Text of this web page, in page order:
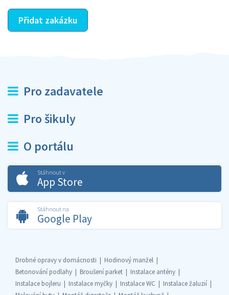
Přidat zakázku
Pro zadavatele
Pro šikuly
O portálu
Stáhnout v
App Store
Stáhnout na
Google Play
Drobné opravy v domácnosti
Hodinový manžel
Betonování podlahy
Broušení parket
Instalace antény
Instalace bojleru
Instalace myčky Instalace WC
Instalace žaluzií